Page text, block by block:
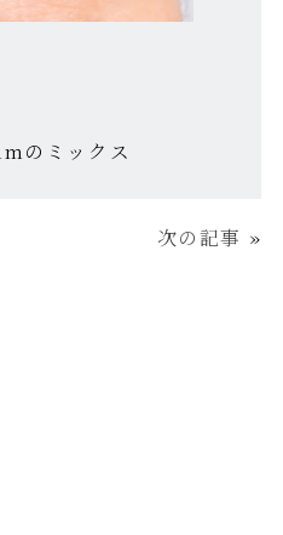
のミックス
次の記事 »